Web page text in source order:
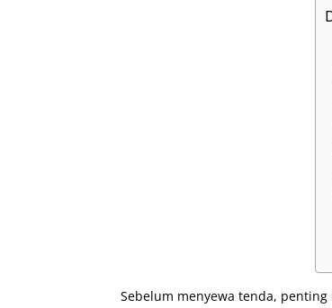
Sebelum menyewa tenda,